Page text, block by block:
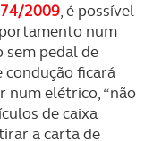
2009, é possível
num
sem pedal de
condução ficará
num elétrico, “não
de caixa
a carta de